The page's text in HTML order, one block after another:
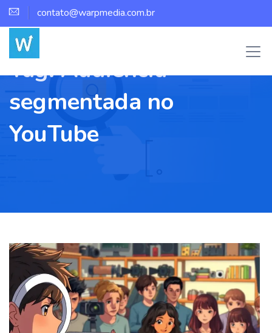
contato@warpmedia.com.br
Tag:Audiência
segmentada no
YouTube